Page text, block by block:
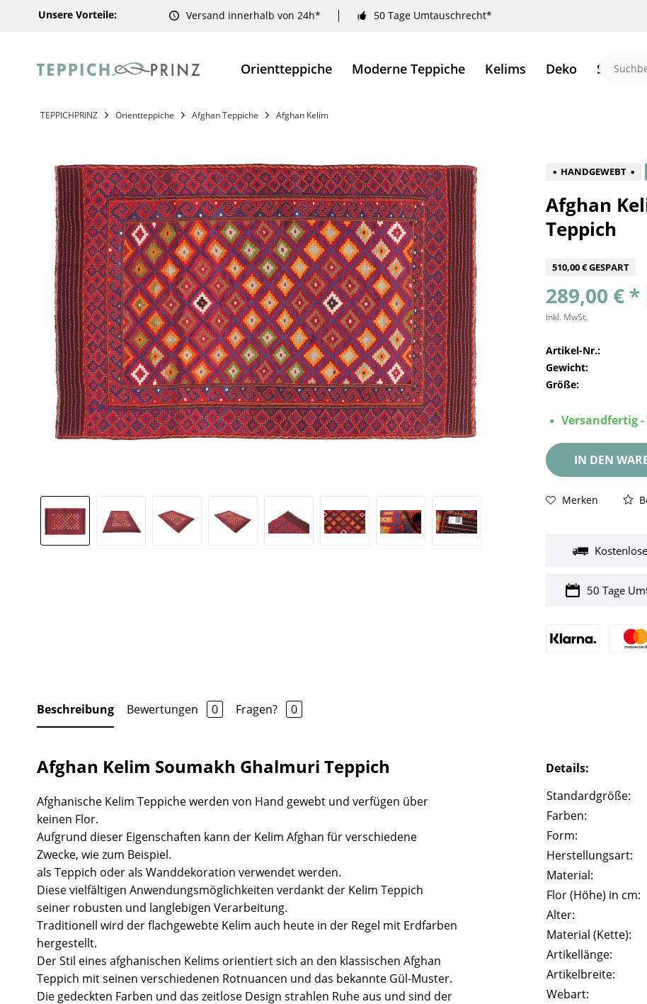
Unsere Vorteile: Versand innerhalb von 24h* 50 Tage Umtauschrecht*
Orientteppiche Moderne Teppiche Kelims Deko Sale %
TEPPICHPRINZ Orientteppiche Afghan Teppiche Afghan Kelim
HANDGEWEBT
Afghan
Teppich
510,00 € GESPART
289,00 € *
inkl. MwSt.
Artikel-Nr.:
Gewicht:
Größe:
Versandfertig
IN DEN
Merken
50 Tage
Beschreibung Bewertungen 0 Fragen? 0
Afghan Kelim Soumakh Ghalmuri Teppich
Afghanische Kelim Teppiche werden von Hand gewebt und verfügen über
keinen Flor.
Aufgrund dieser Eigenschaften kann der Kelim Afghan für verschiedene
Zwecke, wie zum Beispiel.
als Teppich oder als Wanddekoration verwendet werden.
Diese vielfältigen Anwendungsmöglichkeiten verdankt der Kelim Teppich
seiner robusten und langlebigen Verarbeitung.
Traditionell wird der flachgewebte Kelim auch heute in der Regel mit Erdfarben
hergestellt.
Der Stil eines afghanischen Kelims orientiert sich an den klassischen Afghan
Teppich mit seinen verschiedenen Rotnuancen und das bekannte Gül-Muster.
Die gedeckten Farben und das zeitlose Design strahlen Ruhe aus und sind der
Details:
Standardgröße:
Farben:
Form:
Herstellungsart:
Material:
Flor (Höhe) in cm:
Alter:
Material (Kette):
Artikellänge:
Artikelbreite:
Webart: